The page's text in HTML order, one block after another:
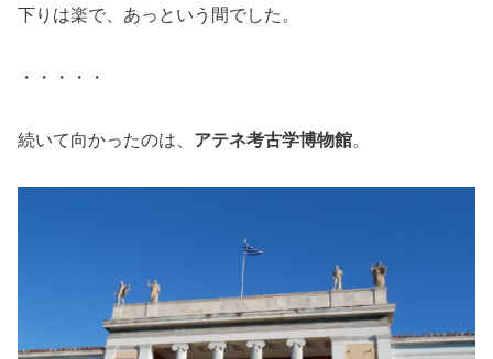
下りは楽で、あっという間でした。
・・・・・
続いて向かったのは、 アテネ考古学博物館。